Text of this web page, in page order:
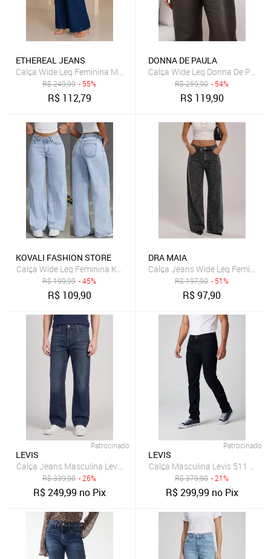
ETHEREAL JEANS
Calça Wide Leg Feminina Mys Jeans Escura Casual Elegante
R$249,99 - 55%
R$ 112,79
DONNA DE PAULA
Calça Wide Leg Donna De
R$259,90 - 54%
R$ 119,90
KOVALI FASHION STORE
Calça Wide Leg Feminina Kovali Fashion Store Confortavel e
R$199,99 - 45%
R$ 109,90
DRA MAIA
Calça Jeans Wide Leg Feminina
R$197,90 - 51%
R$97,90
Patrocinado
LEVIS
Calça Jeans Masculina Levis 511 Slim Fit Azul
R$339,90 - 26%
R$249,99 no Pix
Patrocinado
LEVIS
Calça Masculina Levis 511 Slim
R$379,90 - 21%
R$299,99 no Pix